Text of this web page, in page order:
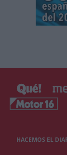
HACEMOS EL